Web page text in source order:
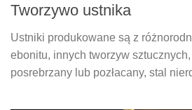
Tworzywo ustnika
Ustniki produkowane są z
ebonitu, innych tworzyw
posrebrzany lub pozłacany, stal